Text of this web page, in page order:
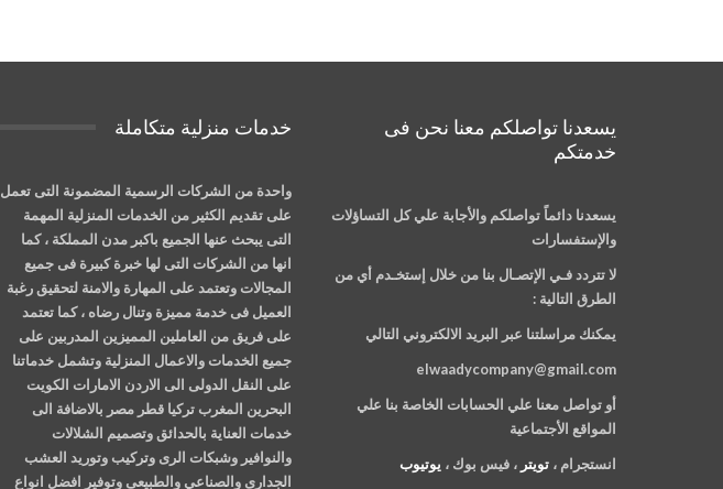
يسعدنا تواصلكم معنا نحن فى
خدمتكم
يسعدنا دائماً تواصلكم والأجابة علي كل التساؤلات
والإستفسارات
لا تتردد فـي الإتصـال بنا من خلال إستخـدم أي من
الطرق التالية :
يمكنك مراسلتنا عبر البريد الالكتروني التالي
elwaadycompany@gmail.com
أو تواصل معنا علي الحسابات الخاصة بنا علي
المواقع الأجتماعية
انستجرام ، تويتر ، فيس بوك ، يوتيوب
خدمات منزلية متكاملة
واحدة من الشركات الرسمية المضمونة التى تعمل
على تقديم الكثير من الخدمات المنزلية المهمة
التى يبحث عنها الجميع باكبر مدن المملكة ، كما
انها من الشركات التى لها خبرة كبيرة فى جميع
المجالات وتعتمد على المهارة والامنة لتحقيق رغبة
العميل فى خدمة مميزة وتنال رضاه ، كما تعتمد
على فريق من العاملين المميزين المدربين على
جميع الخدمات والاعمال المنزلية وتشمل خدماتنا
على النقل الدولى الى الاردن الامارات الكويت
البحرين المغرب تركيا قطر مصر بالاضافة الى
خدمات العناية بالحدائق وتصميم الشلالات
والنوافير وشبكات الرى وتركيب وتوريد العشب
الجدارى والصناعي والطبيعى وتوفير افضل انواع